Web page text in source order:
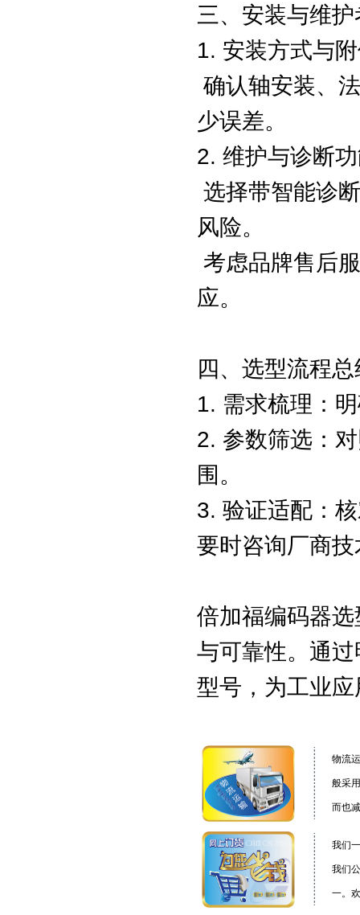
三、安装与维
1. 安装方式与
确认轴安装、
少误差。
2. 维护与诊断
选择带智能诊
风险。
考虑品牌售后
应。
四、选型流程
1. 需求梳理：
2. 参数筛选：
围。
3. 验证适配：
要时咨询厂商
倍加福编码器
与可靠性。通
型号，为工业
物流
般采
而也
我们
我们
一。